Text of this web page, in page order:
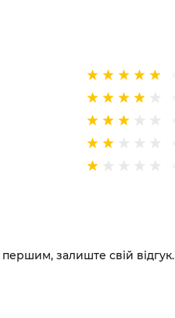
залиште свій відгук.